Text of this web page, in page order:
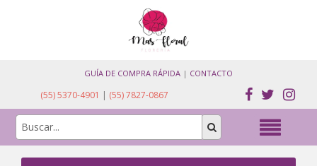
GUÍA DE COMPRA RÁPIDA | CONTACTO
(55) 5370-4901 | (55) 7827-0867